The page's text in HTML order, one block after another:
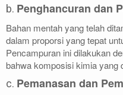
b. Penghancuran dan
Bahan mentah yang telah
dalam proporsi yang tepat
Pencampuran ini dilakukan
bahwa komposisi kimia yang
c. Pemanasan dan